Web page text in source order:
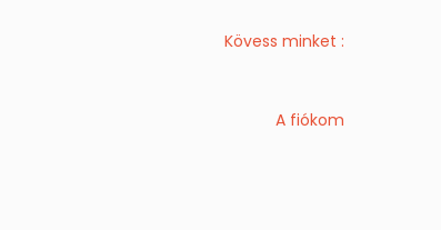
Kövess minket :
A fiókom